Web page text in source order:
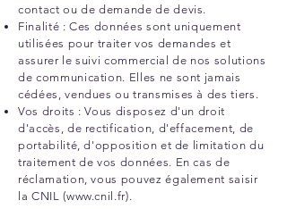
contact ou de demande de devis.
Finalité : Ces données sont uniquement
utilisées pour traiter vos demandes et
assurer le suivi commercial de nos solutions
de communication. Elles ne sont jamais
cédées, vendues ou transmises à des tiers.
Vos droits : Vous disposez d'un droit
d'accès, de rectification, d'effacement, de
portabilité, d'opposition et de limitation du
traitement de vos données. En cas de
réclamation, vous pouvez également saisir
la CNIL (www.cnil.fr).